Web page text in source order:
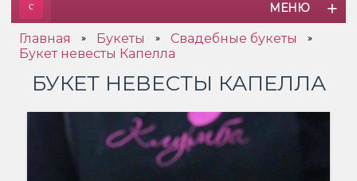
МЕНЮ
Главная » Букеты » Свадебные букеты »
Букет невесты Капелла
БУКЕТ НЕВЕСТЫ КАПЕЛЛА